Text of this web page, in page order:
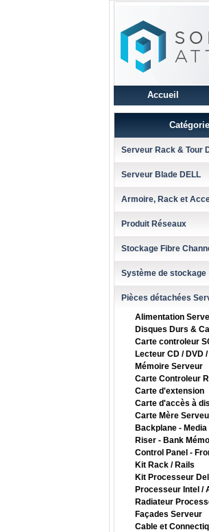
Accueil
Serveur Rack & Tour
Serveur Blade DELL
Armoire, Rack et
Produit Réseaux
Stockage Fibre
Système de stockage
Pièces détachées
Alimentation
Disques Durs &
Carte controleur
Lecteur CD / DVD
Mémoire Serveur
Carte Controleur
Carte d'extension
Carte d'accès à
Carte Mère
Backplane -
Riser - Bank
Control Panel -
Kit Rack / Rails
Kit Processeur Dell
Processeur Intel /
Radiateur
Façades Serveur
Cable et